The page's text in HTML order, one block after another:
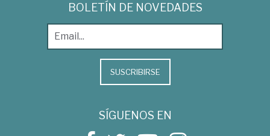
BOLETÍN DE NOVEDADES
SUSCRIBIRSE
SÍGUENOS EN